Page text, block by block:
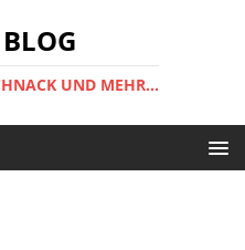
UND MEHR...